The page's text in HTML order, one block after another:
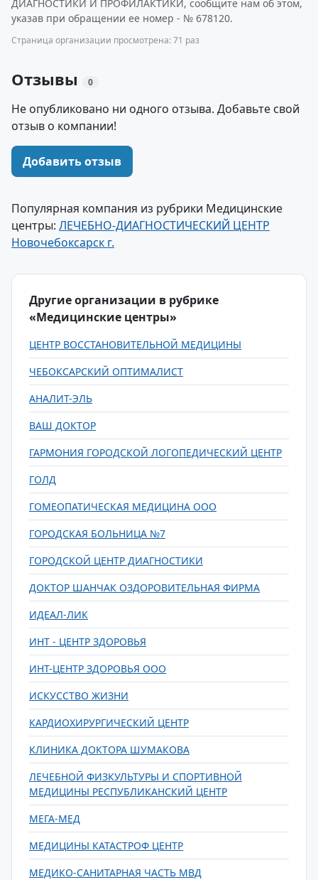
ДИАГНОСТИКИ И ПРОФИЛАКТИКИ, сообщите нам об этом,
указав при обращении ее номер - № 678120.
Страница организации просмотрена: 71 раз
Отзывы 0
Не опубликовано ни одного отзыва. Добавьте свой
отзыв о компании!
Добавить отзыв
Популярная компания из рубрики Медицинские
центры: ЛЕЧЕБНО-ДИАГНОСТИЧЕСКИЙ ЦЕНТР
Новочебоксарск г.
Другие организации в рубрике
«Медицинские центры»
ЦЕНТР ВОССТАНОВИТЕЛЬНОЙ МЕДИЦИНЫ
ЧЕБОКСАРСКИЙ ОПТИМАЛИСТ
АНАЛИТ-ЭЛЬ
ВАШ ДОКТОР
ГАРМОНИЯ ГОРОДСКОЙ ЛОГОПЕДИЧЕСКИЙ ЦЕНТР
ГОЛД
ГОМЕОПАТИЧЕСКАЯ МЕДИЦИНА ООО
ГОРОДСКАЯ БОЛЬНИЦА №7
ГОРОДСКОЙ ЦЕНТР ДИАГНОСТИКИ
ДОКТОР ШАНЧАК ОЗДОРОВИТЕЛЬНАЯ ФИРМА
ИДЕАЛ-ЛИК
ИНТ - ЦЕНТР ЗДОРОВЬЯ
ИНТ-ЦЕНТР ЗДОРОВЬЯ ООО
ИСКУССТВО ЖИЗНИ
КАРДИОХИРУРГИЧЕСКИЙ ЦЕНТР
КЛИНИКА ДОКТОРА ШУМАКОВА
ЛЕЧЕБНОЙ ФИЗКУЛЬТУРЫ И СПОРТИВНОЙ
МЕДИЦИНЫ РЕСПУБЛИКАНСКИЙ ЦЕНТР
МЕГА-МЕД
МЕДИЦИНЫ КАТАСТРОФ ЦЕНТР
МЕДИКО-САНИТАРНАЯ ЧАСТЬ МВД